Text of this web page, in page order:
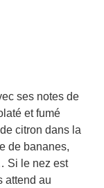
ses notes de
et fumé
citron dans la
de bananes,
Si le nez est
attend au